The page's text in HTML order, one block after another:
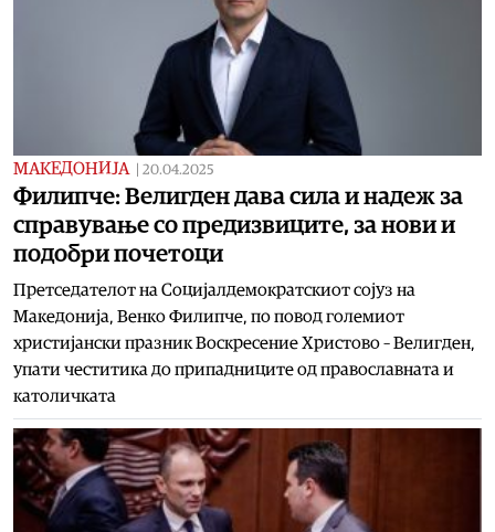
МАКЕДОНИЈА 20.04.2025
Филипче: Велигден дава сила и надеж за
справување со предизвиците, за нови и
подобри почетоци
Претседателот на Социјалдемократскиот сојуз на
Македонија, Венко Филипче, по повод големиот
христијански празник Воскресение Христово – Велигден,
упати честитика до припадниците од православната и
католичката